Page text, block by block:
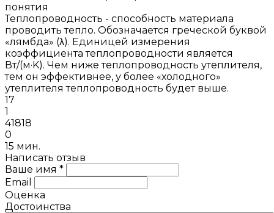
понятия
Теплопроводность - способность материала
проводить тепло. Обозначается греческой буквой
«лямбда» (λ). Единицей измерения
коэффициента теплопроводности является
Вт/(м·K). Чем ниже теплопроводность утеплителя,
тем он эффективнее, у более «холодного»
утеплителя теплопроводность будет выше.
17
1
41818
0
15 мин.
Написать отзыв
Ваше имя *
Email
Оценка
Достоинства